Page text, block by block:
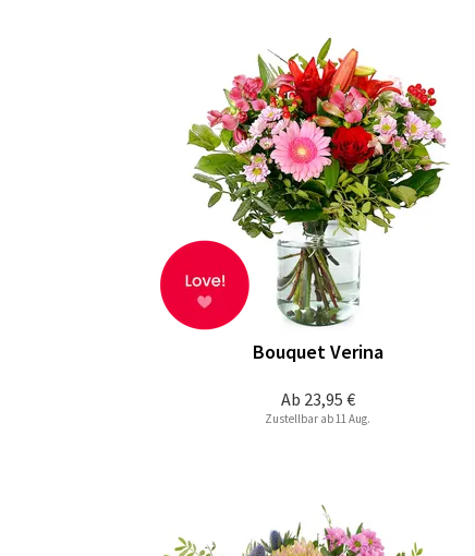
Ab 23,95 €
Bouquet Verina
Zustellbar ab 11 Aug.